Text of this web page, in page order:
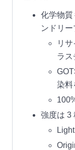
化学物質
ンドリー
リ
ラス
染料
強度は 3
Light